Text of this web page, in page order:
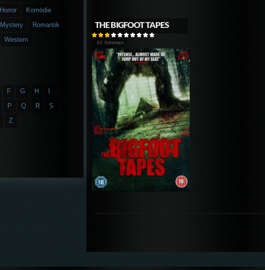
THE BIGFOOT TAPES
62 Stimmen
Horror
Komödie
Mystery
Romantik
Western
F G H
P Q R
S
Z